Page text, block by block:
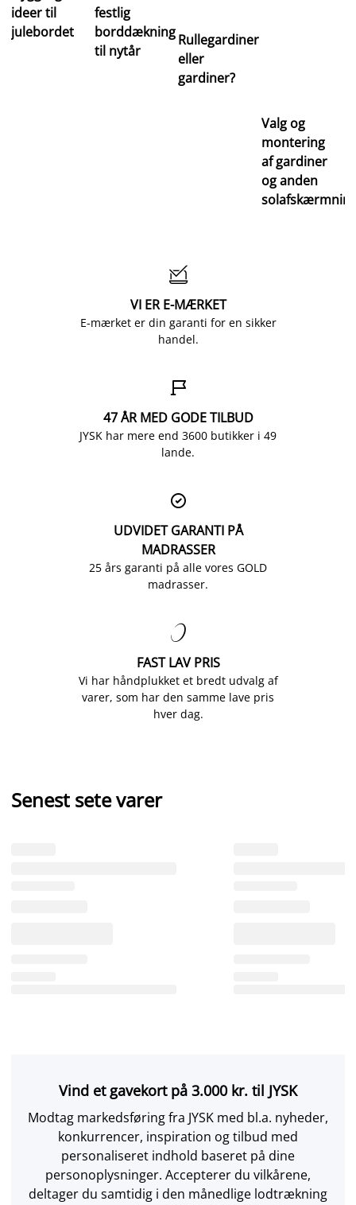
ideer til
julebordet
festlig
borddækning
til nytår
Rullegardiner
eller
gardiner?
Valg og
montering
af gardiner
og anden

VI ER E-MÆRKET
E-mærket er din garanti for en sikker
handel.

47 ÅR MED GODE TILBUD
JYSK har mere end 3600 butikker i 49
lande.

UDVIDET GARANTI PÅ
MADRASSER
25 års garanti på alle vores GOLD
madrasser.

FAST LAV PRIS
Vi har håndplukket et bredt udvalg af
varer, som har den samme lave pris
hver dag.
Senest sete varer
Vind et gavekort på 3.000 kr. til JYSK
Modtag markedsføring fra JYSK med bl.a. nyheder,
konkurrencer, inspiration og tilbud med
personaliseret indhold baseret på dine
personoplysninger. Accepterer du vilkårene,
deltager du samtidig i den månedlige lodtrækning